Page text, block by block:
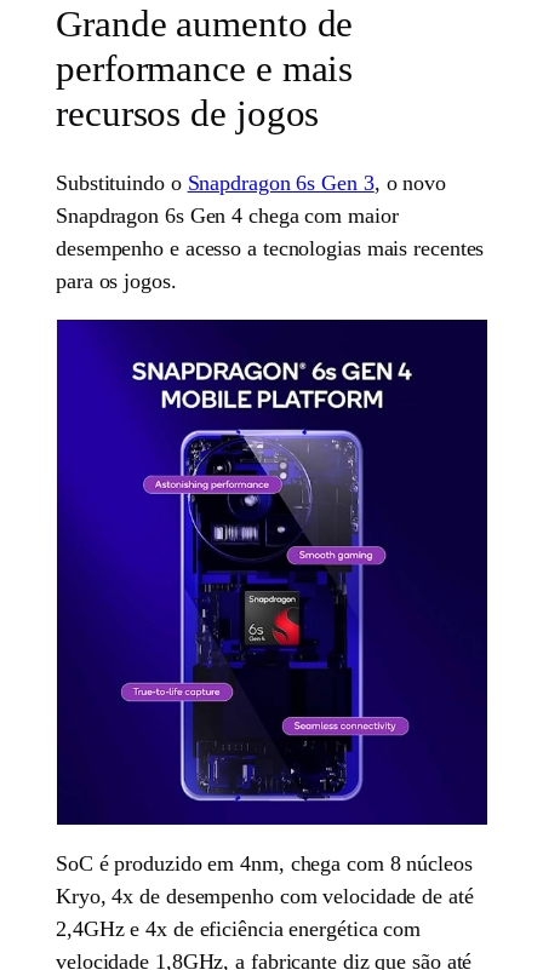
Grande aumento de
performance e mais
recursos de jogos
Substituindo o Snapdragon 6s Gen 3, o novo
Snapdragon 6s Gen 4 chega com maior
desempenho e acesso a tecnologias mais recentes
para os jogos.
SoC é produzido em 4nm, chega com 8 núcleos
Kryo, 4x de desempenho com velocidade de até
2,4GHz e 4x de eficiência energética com
velocidade 1,8GHz, a fabricante diz que são até